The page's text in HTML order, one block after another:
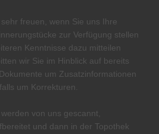
freuen, wenn Sie uns Ihre
zur Verfügung stellen
Kenntnisse dazu mitteilen
wir Sie im Hinblick auf bereits
um Zusatzinformationen
um Korrekturen.
von uns gescannt,
und dann in der Topothek